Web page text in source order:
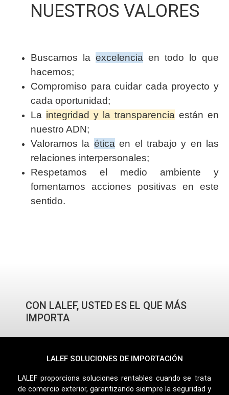
NUESTROS VALORES
Buscamos la excelencia en todo lo que
hacemos;
Compromiso para cuidar cada proyecto y
cada oportunidad;
La integridad y la transparencia están en
nuestro ADN;
Valoramos la éticaen el trabajo y en las
relaciones interpersonales;
Respetamos el medio ambiente y
fomentamos acciones positivas en este
sentido.
CON LALEF, USTED ES EL QUE MÁS
IMPORTA
LALEF SOLUCIONES DE IMPORTACIÓN
LALEF proporciona soluciones rentables cuando se trata
de comercio exterior, garantizando siempre la seguridad y